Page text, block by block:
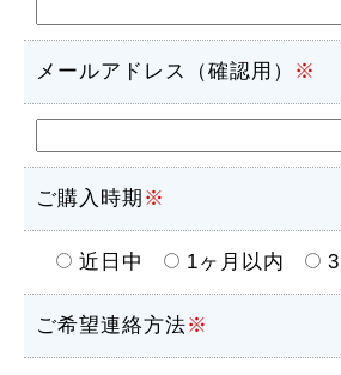
メールアドレス（確認用） ※
ご購入時期 ※
近日中 1ヶ月以内
ご希望連絡方法※